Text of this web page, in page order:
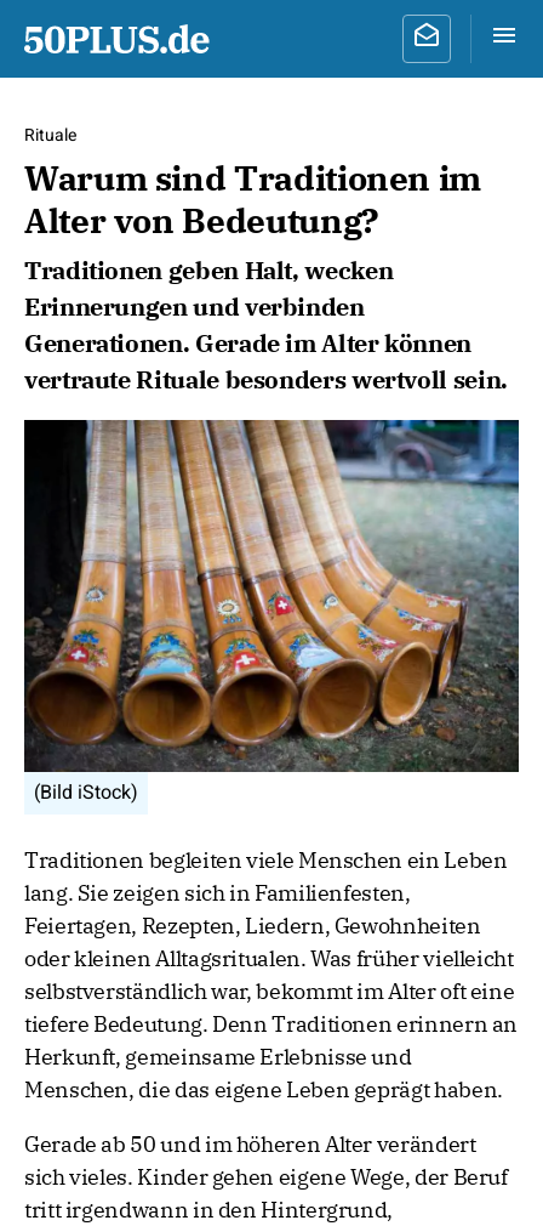
Rituale
Warum sind Traditionen im
Alter von Bedeutung?
Traditionen geben Halt, wecken
Erinnerungen und verbinden
Generationen. Gerade im Alter können
vertraute Rituale besonders wertvoll sein.
(Bild iStock)
Traditionen begleiten viele Menschen ein Leben
lang. Sie zeigen sich in Familienfesten,
Feiertagen, Rezepten, Liedern, Gewohnheiten
oder kleinen Alltagsritualen. Was früher vielleicht
selbstverständlich war, bekommt im Alter oft eine
tiefere Bedeutung. Denn Traditionen erinnern an
Herkunft, gemeinsame Erlebnisse und
Menschen, die das eigene Leben geprägt haben.
Gerade ab 50 und im höheren Alter verändert
sich vieles. Kinder gehen eigene Wege, der Beruf
tritt irgendwann in den Hintergrund,